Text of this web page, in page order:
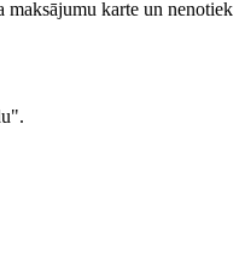
karte un nenotiek